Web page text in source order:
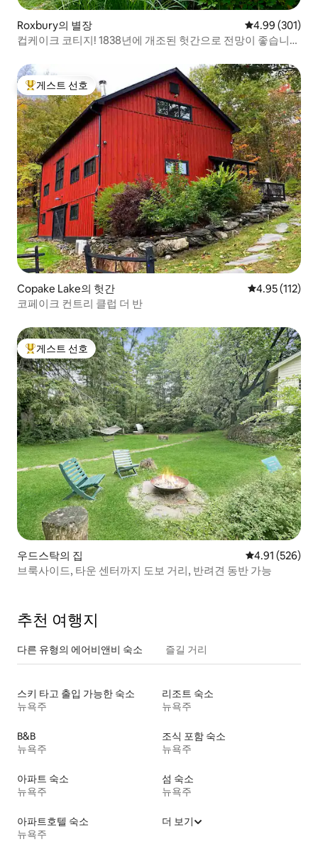
Roxbury의 별장 평점 4.99점(5
4.99 (301)
컵케이크 코티지! 1838년에 개조된 헛간으로 전망이 좋습니
상위 게스트 선호
게스트 선호
Copake Lake의 헛간 평점 4.95점(5
4.95 (112)
코페이크 컨트리 클럽 더 반
상위 게스트 선호
게스트 선호
우드스탁의 집 평점 4.91점(5
4.91 (526)
브룩사이드, 타운 센터까지 도보 거리, 반려견 동반 가능
추천 여행지
다른 유형의 에어비앤비 숙소 즐길 거리
스키 타고 출입 가능한 숙소
뉴욕주
리조트 숙소
뉴욕주
B&B
뉴욕주
조식 포함 숙소
뉴욕주
아파트 숙소
뉴욕주
섬 숙소
뉴욕주
아파트호텔 숙소
뉴욕주
더 보기